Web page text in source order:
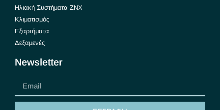
Ηλιακή Συστήματα ΖΝΧ
Κλιματισμός
Εξαρτήματα
Δεξαμενές
Newsletter